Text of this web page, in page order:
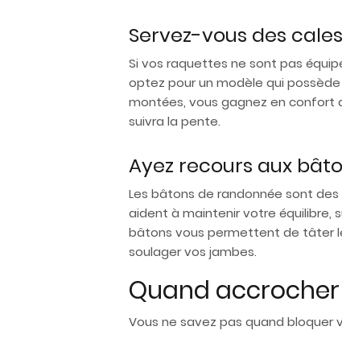
Servez-vous des
Si vos raquettes ne sont pas
optez pour un modèle qui
montées, vous gagnez en confort
suivra la pente.
Ayez recours aux
Les bâtons de randonnée sont
aident à maintenir votre équilibre,
bâtons vous permettent de tâter
soulager vos jambes.
Quand
Vous ne savez pas quand